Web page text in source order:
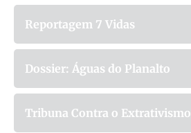
Reportagem 7 Vidas
Dossier: Águas do Planalto
Tribuna Contra o Extrativismo